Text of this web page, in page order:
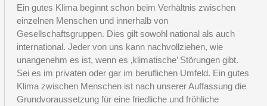
Ein gutes Klima beginnt schon beim Verhältnis zwischen
einzelnen Menschen und innerhalb von
Gesellschaftsgruppen. Dies gilt sowohl national als auch
international. Jeder von uns kann nachvollziehen, wie
unangenehm es ist, wenn es ‚klimatische’ Störungen gibt.
Sei es im privaten oder gar im beruflichen Umfeld. Ein gutes
Klima zwischen Menschen ist nach unserer Auffassung die
Grundvoraussetzung für eine friedliche und fröhliche